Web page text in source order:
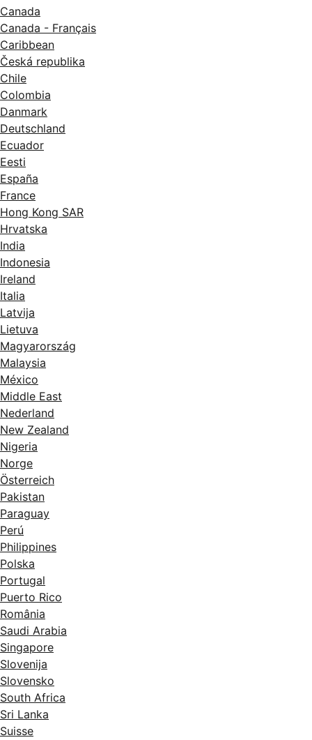
Canada
Canada - Français
Caribbean
Česká republika
Chile
Colombia
Danmark
Deutschland
Ecuador
Eesti
España
France
Hong Kong SAR
Hrvatska
India
Indonesia
Ireland
Italia
Latvija
Lietuva
Magyarország
Malaysia
México
Middle East
Nederland
New Zealand
Nigeria
Norge
Österreich
Pakistan
Paraguay
Perú
Philippines
Polska
Portugal
Puerto Rico
România
Saudi Arabia
Singapore
Slovenija
Slovensko
South Africa
Sri Lanka
Suisse